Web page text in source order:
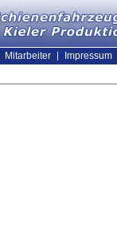
Mitarbeiter Impressum